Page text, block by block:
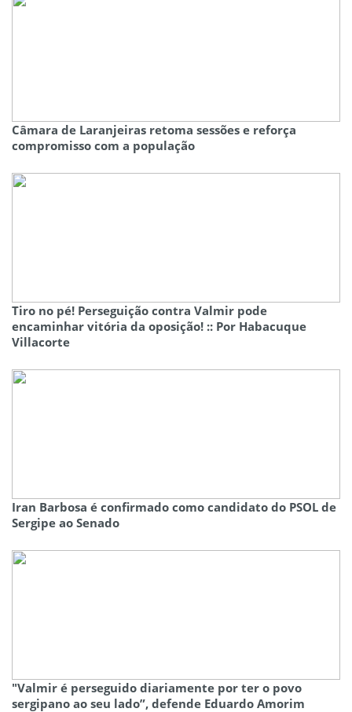
Câmara de Laranjeiras retoma sessões e reforça
compromisso com a população
Tiro no pé! Perseguição contra Valmir pode
encaminhar vitória da oposição! :: Por Habacuque
Villacorte
Iran Barbosa é confirmado como candidato do PSOL de
Sergipe ao Senado
"Valmir é perseguido diariamente por ter o povo
sergipano ao seu lado”, defende Eduardo Amorim